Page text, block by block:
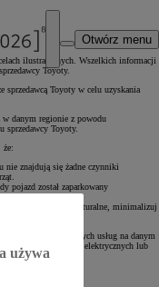
Otwórz menu
ilustracyjnych. Wszelkich informacji
Toyoty.
sprzedawcą Toyoty w celu uzyskania
w danym regionie z powodu
sprzedawcy Toyoty.
że:
nie znajdują się żadne czynniki
pojazd został zaparkowany
środowisko naturalne, minimalizuj
z wybranych usług na danym
dla pojazdów elektrycznych lub
używa